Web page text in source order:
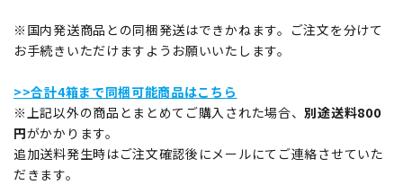
※国内発送商品との同梱発送はできかねます。ご注文を分けて
お手続きいただけますようお願いいたします。
>>合計4箱まで同梱可能商品はこちら
※上記以外の商品とまとめてご購入された場合、別途送料800
円がかかります。
追加送料発生時はご注文確認後にメールにてご連絡させていた
だきます。